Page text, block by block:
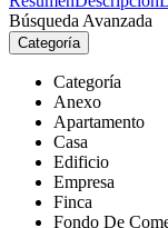
Búsqueda Avanzada
Categoría
Categoría
Anexo
Apartamento
Casa
Edificio
Empresa
Finca
Fondo De